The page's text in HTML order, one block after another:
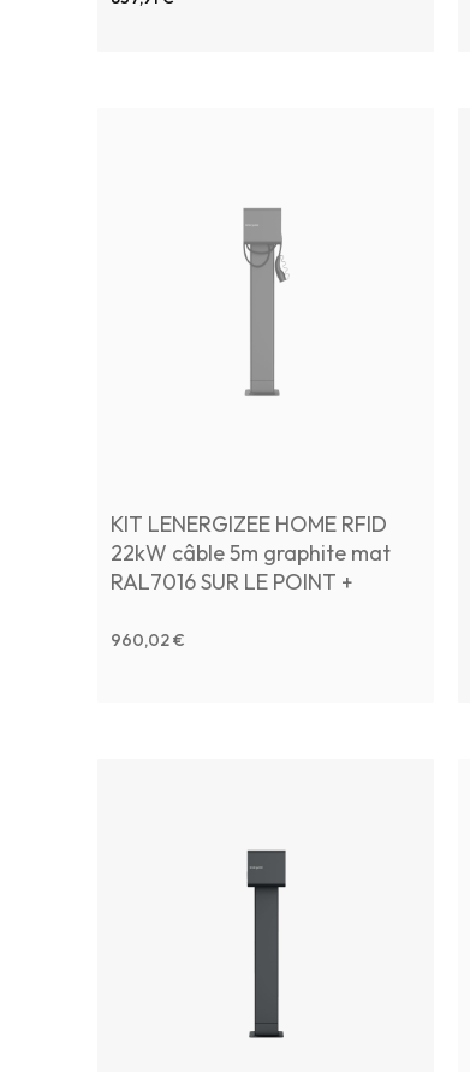
KIT LENERGIZEE HOME RFID
22kW câble 5m graphite mat
RAL7016 SUR LE POINT +
960,02 €